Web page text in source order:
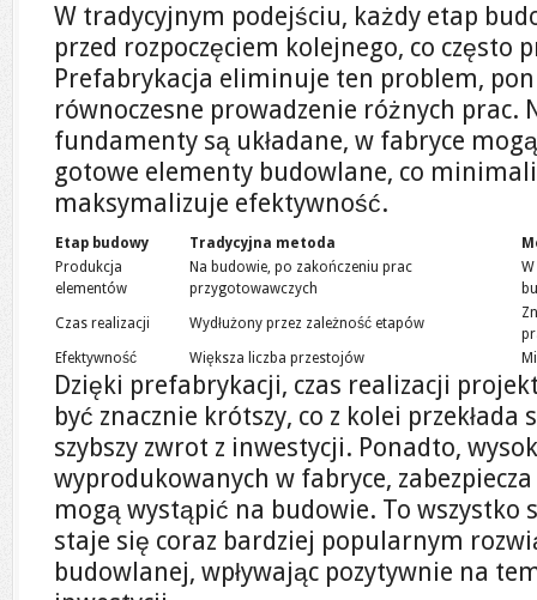
W tradycyjnym podejściu, każdy etap
przed rozpoczęciem kolejnego, co często
Prefabrykacja eliminuje ten problem,
równoczesne prowadzenie różnych prac.
fundamenty są układane, w fabryce
gotowe elementy budowlane, co
maksymalizuje efektywność.
Etap budowy Tradycyjna metoda
Produkcja
elementów
Na budowie, po zakończeniu prac
przygotowawczych
Czas realizacji Wydłużony przez zależność etapów
Efektywność
Większa liczba przestojów
Dzięki prefabrykacji, czas realizacji
być znacznie krótszy, co z kolei
szybszy zwrot z inwestycji. Ponadto,
wyprodukowanych w fabryce,
mogą wystąpić na budowie. To wszystko
staje się coraz bardziej popularnym
budowlanej, wpływając pozytywnie na